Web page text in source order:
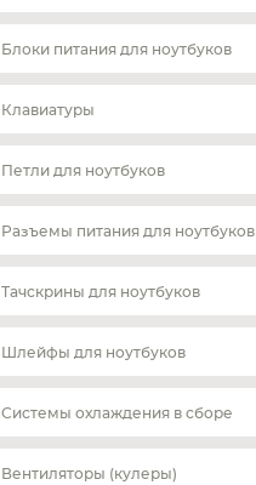
Блоки питания для ноутбуков
Клавиатуры
Петли для ноутбуков
Разъемы питания для ноутбуков
Тачскрины для ноутбуков
Шлейфы для ноутбуков
Системы охлаждения в сборе
Вентиляторы (кулеры)